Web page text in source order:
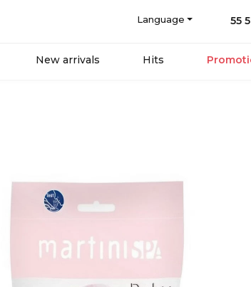
Language 55
New arrivals Hits